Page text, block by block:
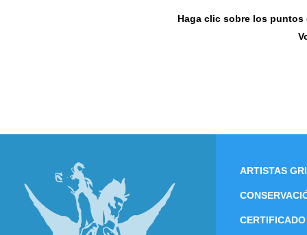
Haga clic sobre los puntos
ARTISTAS